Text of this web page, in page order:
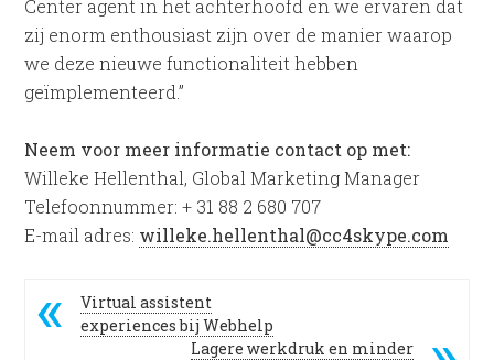
Center agent in het achterhoofd en we ervaren dat
zij enorm enthousiast zijn over de manier waarop
we deze nieuwe functionaliteit hebben
geïmplementeerd.”
Neem voor meer informatie contact op met:
Willeke Hellenthal, Global Marketing Manager
Telefoonnummer: + 31 88 2 680 707
E-mail adres: willeke.hellenthal@cc4skype.com
Virtual assistent
experiences bij Webhelp
Lagere werkdruk en minder